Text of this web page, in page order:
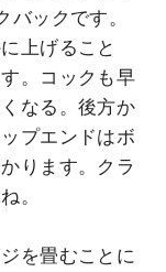
ックです。
上げること
。コックも早
なる。後方か
プエンドはボ
ります。クラ
。
を畳むことに